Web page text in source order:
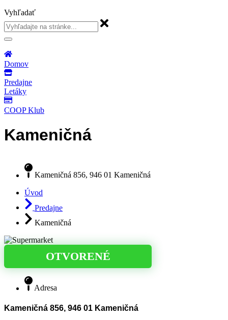
Vyhľadať
Domov
Predajne
Letáky
COOP Klub
Kameničná
Kameničná 856, 946 01 Kameničná
Úvod
Predajne
Kameničná
OTVORENÉ
Adresa
Kameničná 856, 946 01 Kameničná